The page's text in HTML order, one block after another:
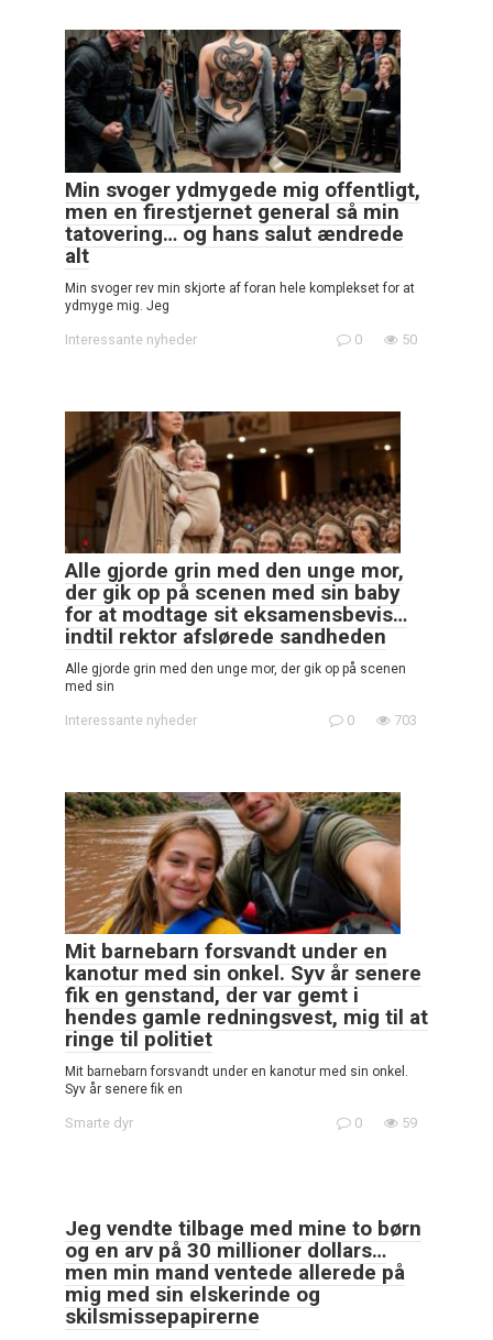
Min svoger ydmygede mig offentligt,
men en firestjernet general så min
tatovering… og hans salut ændrede
alt
Min svoger rev min skjorte af foran hele komplekset for at
ydmyge mig. Jeg
Interessante nyheder 0 50
Alle gjorde grin med den unge mor,
der gik op på scenen med sin baby
for at modtage sit eksamensbevis…
indtil rektor afslørede sandheden
Alle gjorde grin med den unge mor, der gik op på scenen
med sin
Interessante nyheder 0 703
Mit barnebarn forsvandt under en
kanotur med sin onkel. Syv år senere
fik en genstand, der var gemt i
hendes gamle redningsvest, mig til at
ringe til politiet
Mit barnebarn forsvandt under en kanotur med sin onkel.
Syv år senere fik en
Smarte dyr 0 59
Jeg vendte tilbage med mine to børn
og en arv på 30 millioner dollars…
men min mand ventede allerede på
mig med sin elskerinde og
skilsmissepapirerne